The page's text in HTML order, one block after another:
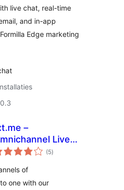
live chat, real-time
and in-app
Edge marketing
–
Live
Chat
Outgoing Email
(5totaal
waarderingen
)
of
one with our